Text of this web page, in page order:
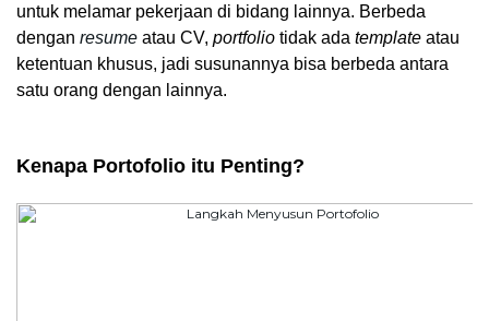
untuk melamar pekerjaan di bidang lainnya. Berbeda
dengan resume atau CV, portfolio tidak ada template atau
ketentuan khusus, jadi susunannya bisa berbeda antara
satu orang dengan lainnya.
Kenapa Portofolio itu Penting?